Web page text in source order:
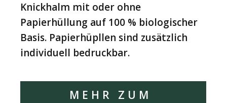
Knickhalm mit oder ohne
Papierhüllung auf 100 % biologischer
Basis. Papierhüpllen sind zusätzlich
individuell bedruckbar.
MEHR ZUM